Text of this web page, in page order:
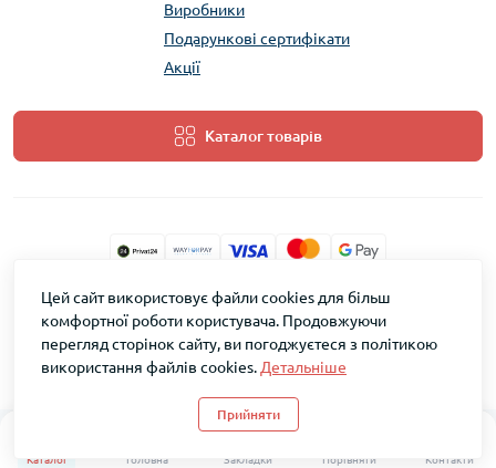
Каталог Головна Закладки
0
Порівняти Контакти
Виробники
Подарункові сертифікати
Акції
Каталог товарів
ТМ Скарб © 2026
Цей сайт використовує файли cookies для більш
комфортної роботи користувача. Продовжуючи
перегляд сторінок сайту, ви погоджуєтеся з політикою
використання файлів cookies. Детальніше
Прийняти